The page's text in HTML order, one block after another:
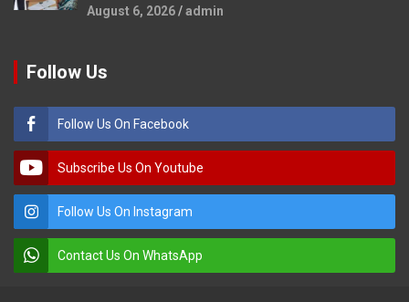
August 6, 2026 admin
Follow Us
Follow Us On Facebook
Subscribe Us On Youtube
Follow Us On Instagram
Contact Us On WhatsApp